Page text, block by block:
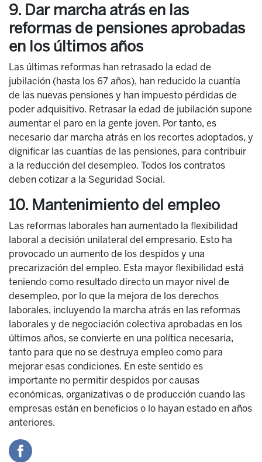
9. Dar marcha atrás en las
reformas de pensiones aprobadas
en los últimos años
Las últimas reformas han retrasado la edad de
jubilación (hasta los 67 años), han reducido la cuantía
de las nuevas pensiones y han impuesto pérdidas de
poder adquisitivo. Retrasar la edad de jubilación supone
aumentar el paro en la gente joven. Por tanto, es
necesario dar marcha atrás en los recortes adoptados, y
dignificar las cuantías de las pensiones, para contribuir
a la reducción del desempleo. Todos los contratos
deben cotizar a la Seguridad Social.
10. Mantenimiento del empleo
Las reformas laborales han aumentado la flexibilidad
laboral a decisión unilateral del empresario. Esto ha
provocado un aumento de los despidos y una
precarización del empleo. Esta mayor flexibilidad está
teniendo como resultado directo un mayor nivel de
desempleo, por lo que la mejora de los derechos
laborales, incluyendo la marcha atrás en las reformas
laborales y de negociación colectiva aprobadas en los
últimos años, se convierte en una política necesaria,
tanto para que no se destruya empleo como para
mejorar esas condiciones. En este sentido es
importante no permitir despidos por causas
económicas, organizativas o de producción cuando las
empresas están en beneficios o lo hayan estado en años
anteriores.